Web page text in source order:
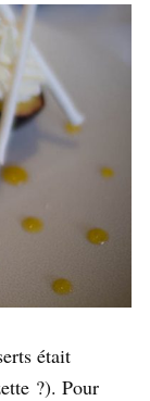
était
?). Pour